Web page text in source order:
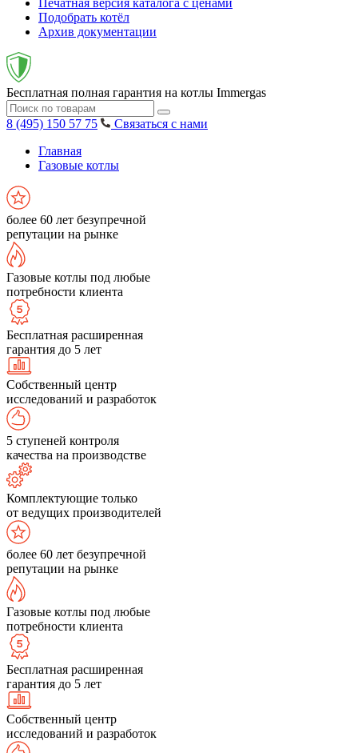
Печатная версия каталога с ценами
Подобрать котёл
Архив документации
Бесплатная полная гарантия на котлы Immergas
8 (495) 150 57 75
Связаться с нами
Главная
Газовые котлы
более 60 лет безупречной
репутации на рынке
Газовые котлы под любые
потребности клиента
Бесплатная расширенная
гарантия до 5 лет
Собственный центр
исследований и разработок
5 ступеней контроля
качества на производстве
Комплектующие только
от ведущих производителей
более 60 лет безупречной
репутации на рынке
Газовые котлы под любые
потребности клиента
Бесплатная расширенная
гарантия до 5 лет
Собственный центр
исследований и разработок